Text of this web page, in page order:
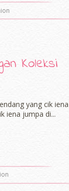
Koleksi
yang cik iena
iena jumpa di...